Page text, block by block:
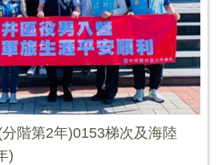
階第2年)0153梯次及海陸
)